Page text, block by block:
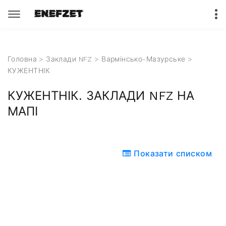
Головна > Заклади NFZ > Вармінсько-Мазурське >
КУЖЕНТНІК
КУЖЕНТНІК. ЗАКЛАДИ NFZ НА
МАПІ
Показати списком